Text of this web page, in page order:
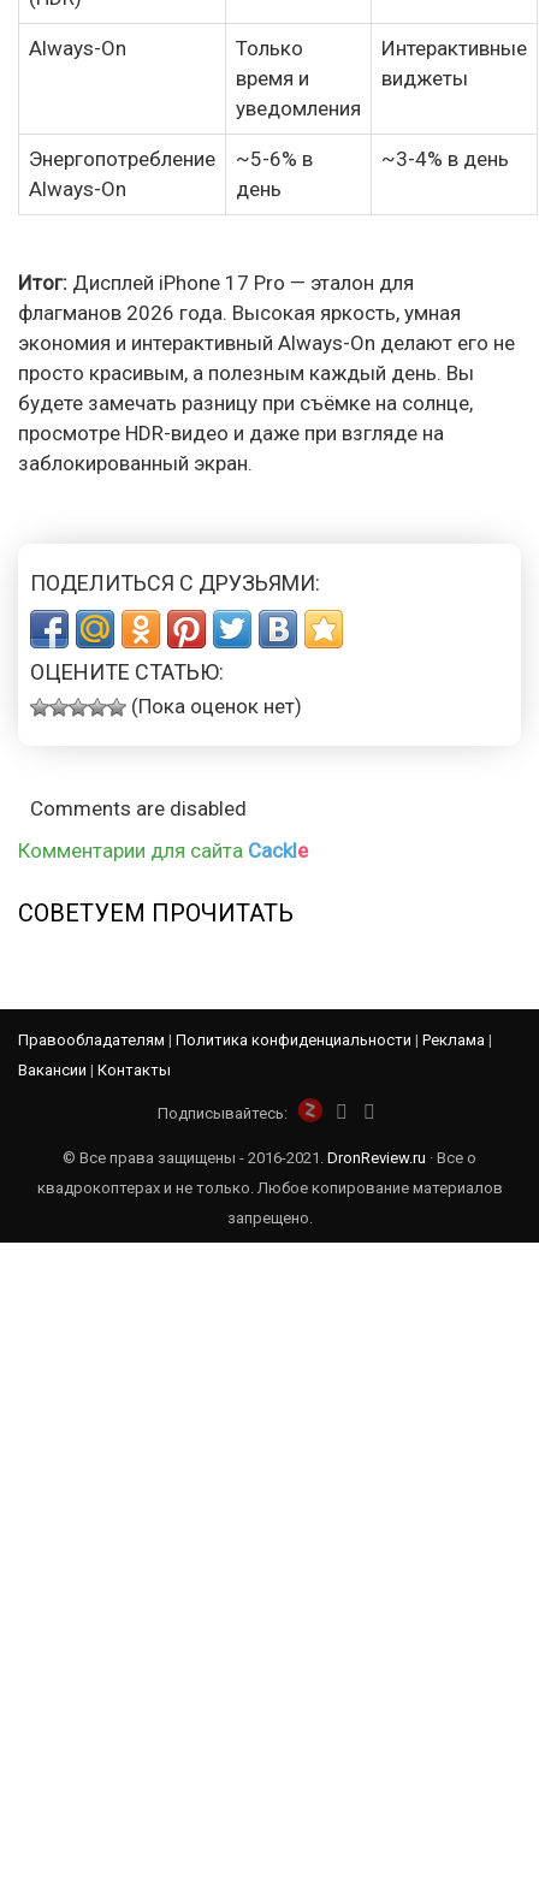
Always-On
Только
время и
уведомления
Интерактивные
виджеты
Энергопотребление
Always-On
~5-6% в
день
~3-4% в день
Итог: Дисплей iPhone 17 Pro — эталон для
флагманов 2026 года. Высокая яркость, умная
экономия и интерактивный Always-On делают его не
просто красивым, а полезным каждый день. Вы
будете замечать разницу при съёмке на солнце,
просмотре HDR-видео и даже при взгляде на
заблокированный экран.
ПОДЕЛИТЬСЯ С ДРУЗЬЯМИ:
ОЦЕНИТЕ СТАТЬЮ:
(Пока оценок нет)
Comments are disabled
Комментарии для сайта Cackle
СОВЕТУЕМ ПРОЧИТАТЬ
Правообладателям | Политика конфиденциальности | Реклама |
Вакансии | Контакты
Подписывайтесь:
© Все права защищены - 2016-2021. DronReview.ru · Все о
квадрокоптерах и не только. Любое копирование материалов
запрещено.